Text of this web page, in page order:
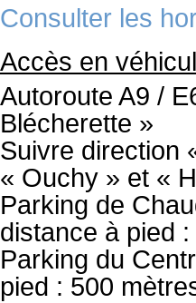
Consulter les
Accès en
Autoroute A9 /
Blécherette »
Suivre direction
« Ouchy » et «
Parking de
distance à pied
Parking du
pied : 500